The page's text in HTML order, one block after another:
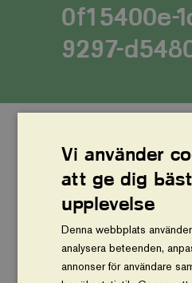
0f15400e-
9297-
Vårt
Om
Vår
Vi använder
att ge dig
upplevelse
Denna webbplats
analysera beteenden,
annonser för användare